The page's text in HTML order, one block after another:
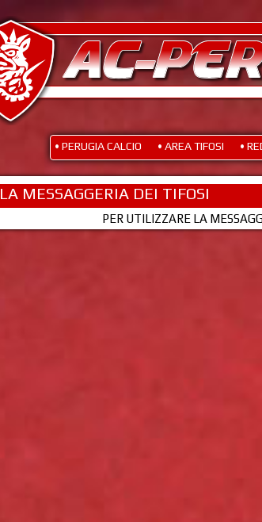
• PERUGIA CALCIO • AREA TIFOSI •
LA MESSAGGERIA DEI TIFOSI
PER UTILIZZARE LA